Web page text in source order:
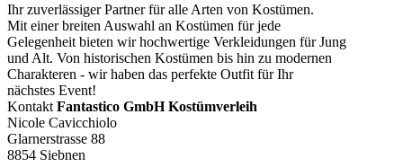
Ihr zuverlässiger Partner für alle Arten von Kostümen.
Mit einer breiten Auswahl an Kostümen für jede
Gelegenheit bieten wir hochwertige Verkleidungen für Jung
und Alt. Von historischen Kostümen bis hin zu modernen
Charakteren - wir haben das perfekte Outfit für Ihr
nächstes Event!
Kontakt Fantastico GmbH Kostümverleih
Nicole Cavicchiolo
Glarnerstrasse 88
8854 Siebnen